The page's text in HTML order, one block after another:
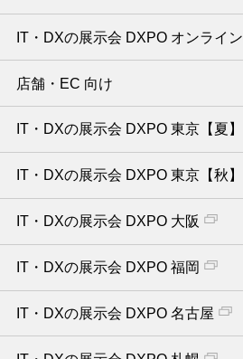
IT・DXの展示会 DXPO オンライン
店舗・EC 向け
IT・DXの展示会 DXPO 東京【夏】
IT・DXの展示会 DXPO 東京【秋】
IT・DXの展示会 DXPO 大阪
IT・DXの展示会 DXPO 福岡
IT・DXの展示会 DXPO 名古屋